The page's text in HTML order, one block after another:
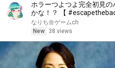
ホラーつよつよ完全初見
なりち🌼ゲームch
New
38 views